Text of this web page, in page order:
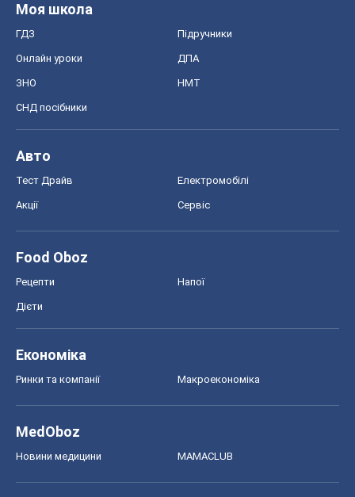
Моя школа
ГДЗ Підручники
Онлайн уроки ДПА
ЗНО НМТ
СНД посібники
Авто
Тест Драйв Електромобілі
Акції Сервіс
Food Oboz
Рецепти Напої
Дієти
Економіка
Ринки та компанії Макроекономіка
MedOboz
Новини медицини MAMACLUB